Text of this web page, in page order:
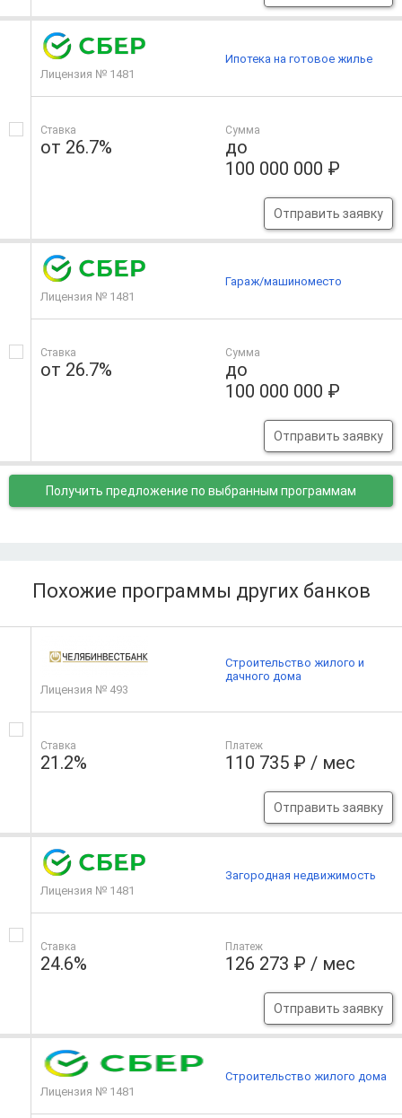
Лицензия № 1481
Ставка
от 26.7%
Сумма
до
100 000 000 ₽
Отправить заявку
Ипотека на готовое жилье
Лицензия № 1481
Ставка
от 26.7%
Сумма
до
100 000 000 ₽
Отправить заявку
Гараж/машиноместо
Получить предложение по выбранным программам
Похожие программы других банков
Лицензия № 493
Ставка
21.2%
Платеж
110 735 ₽ / мес
Отправить заявку
Строительство жилого и
дачного дома
Лицензия № 1481
Ставка
24.6%
Платеж
126 273 ₽ / мес
Отправить заявку
Загородная недвижимость
Лицензия № 1481
Строительство жилого дома